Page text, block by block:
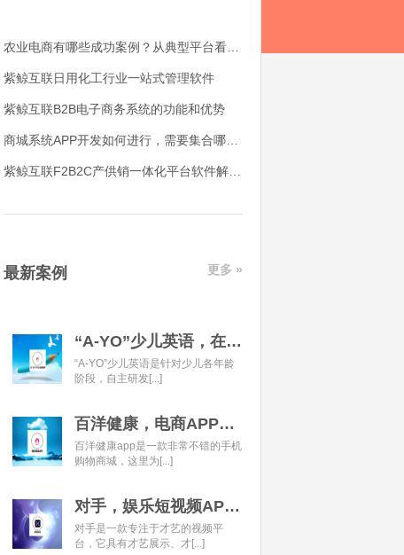
紫鲸互联日用化工行业一站式管理软件
紫鲸互联B2B电子商务系统的功能和优势
最新案例 更多 »
“A-YO”少儿英语，在线语言学习平台开发经典案例
“A-YO”少儿英语是针对少儿各年龄
阶段，自主研发[...]
百洋健康，电商APP开发经典案例
百洋健康app是一款非常不错的手机
购物商城，这里为[...]
对手，娱乐短视频APP开发经典案例
对手是一款专注于才艺的视频平
台，它具有才艺展示、才[...]